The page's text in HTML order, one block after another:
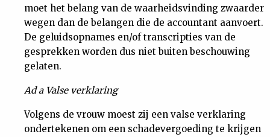
moet het belang van de waarheidsvinding zwaarder
wegen dan de belangen die de accountant aanvoert.
De geluidsopnames en/of transcripties van de
gesprekken worden dus niet buiten beschouwing
gelaten.
Ad a Valse verklaring
Volgens de vrouw moest zij een valse verklaring
ondertekenen om een schadevergoeding te krijgen